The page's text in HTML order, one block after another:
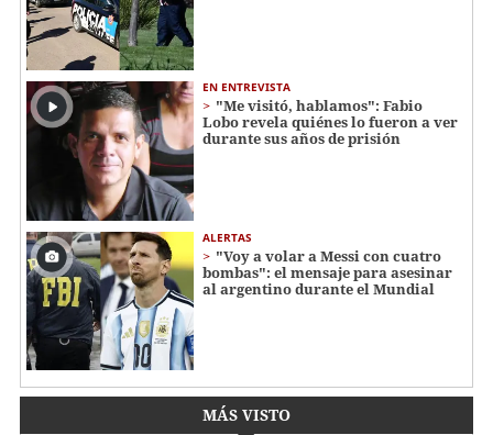
EN ENTREVISTA
"Me visitó, hablamos": Fabio
Lobo revela quiénes lo fueron a ver
durante sus años de prisión
ALERTAS
"Voy a volar a Messi con cuatro
bombas": el mensaje para asesinar
al argentino durante el Mundial
MÁS VISTO